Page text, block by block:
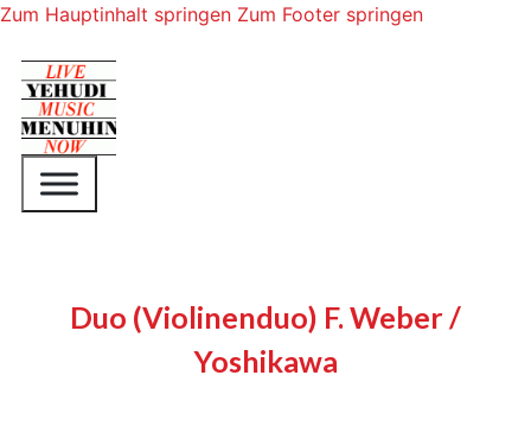
Zum Hauptinhalt springen Zum Footer springen
Duo (Violinenduo) F. Weber /
Yoshikawa